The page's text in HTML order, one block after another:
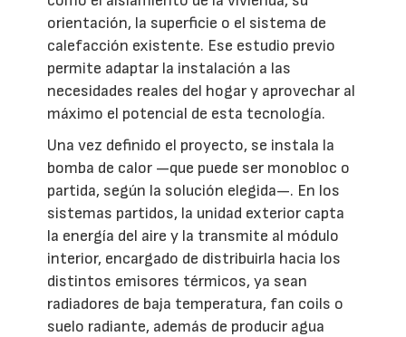
orientación, la superficie o el sistema de
calefacción existente. Ese estudio previo
permite adaptar la instalación a las
necesidades reales del hogar y aprovechar al
máximo el potencial de esta tecnología.
Una vez definido el proyecto, se instala la
bomba de calor —que puede ser monobloc o
partida, según la solución elegida—. En los
sistemas partidos, la unidad exterior capta
la energía del aire y la transmite al módulo
interior, encargado de distribuirla hacia los
distintos emisores térmicos, ya sean
radiadores de baja temperatura, fan coils o
suelo radiante, además de producir agua